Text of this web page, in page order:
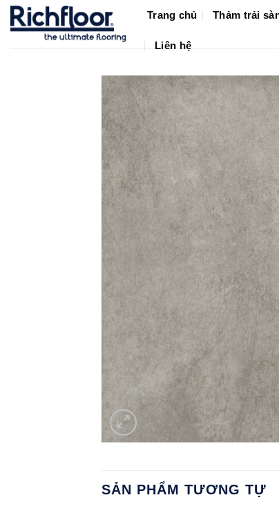
Bỏ
qua
Trang chủ Thảm trải
Liên hệ
SẢN PHẨM TƯƠNG TỰ